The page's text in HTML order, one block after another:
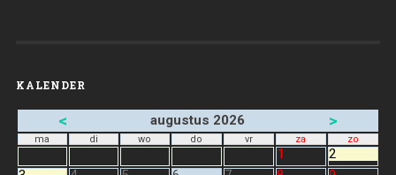
KALENDER
< augustus 2026 >
ma di wo do vr za zo
1
2